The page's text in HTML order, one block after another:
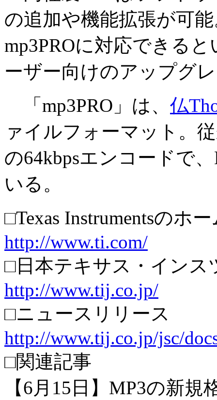
の追加や機能拡張が可
mp3PROに対応できる
ーザー向けのアップグ
「mp3PRO」は、 仏
ァイルフォーマット。
の64kbpsエンコードで
いる。
□Texas Instrumentsのホ
http://www.ti.com/
□日本テキサス・インス
http://www.tij.co.jp/
□ニュースリリース
http://www.tij.co.jp/jsc/
□関連記事
【6月15日】MP3の新